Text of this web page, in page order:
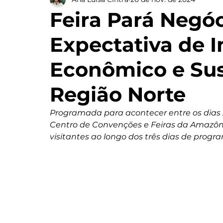
Feira Pará
Expectativa de
Econômico e
Região Norte
Programada para acontecer entre os
Centro de Convenções e Feiras da
visitantes ao longo dos três dias de